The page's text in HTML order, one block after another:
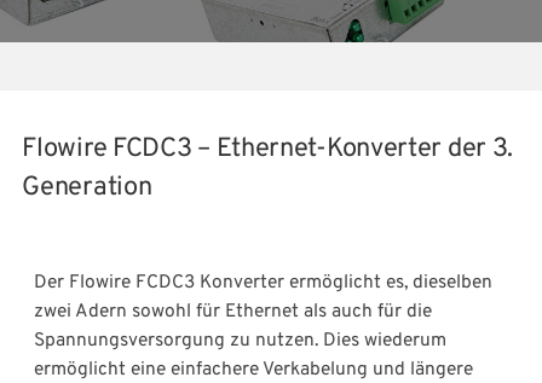
Flowire FCDC3 – Ethernet-Konverter der 3.
Generation
Der Flowire FCDC3 Konverter ermöglicht es, dieselben
zwei Adern sowohl für Ethernet als auch für die
Spannungsversorgung zu nutzen. Dies wiederum
ermöglicht eine einfachere Verkabelung und längere